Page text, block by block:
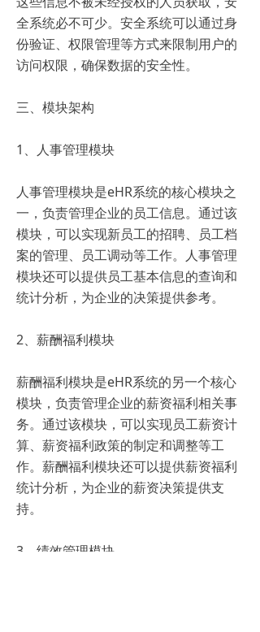
全系统必不可少。安全系统可以通过身
份验证、权限管理等方式来限制用户的
访问权限，确保数据的安全性。
三、模块架构
1、人事管理模块
人事管理模块是eHR系统的核心模块之
一，负责管理企业的员工信息。通过该
模块，可以实现新员工的招聘、员工档
案的管理、员工调动等工作。人事管理
模块还可以提供员工基本信息的查询和
统计分析，为企业的决策提供参考。
2、薪酬福利模块
薪酬福利模块是eHR系统的另一个核心
模块，负责管理企业的薪资福利相关事
务。通过该模块，可以实现员工薪资计
算、薪资福利政策的制定和调整等工
作。薪酬福利模块还可以提供薪资福利
统计分析，为企业的薪资决策提供支
持。
3、绩效管理模块